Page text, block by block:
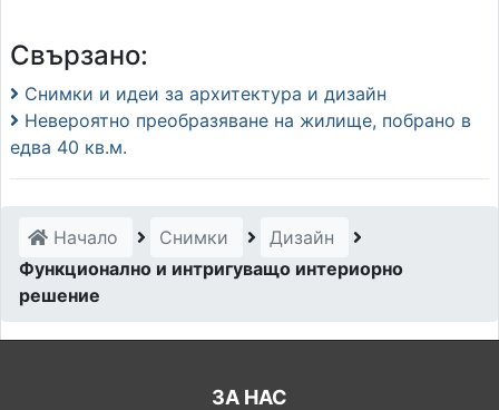
Свързано:
Снимки и идеи за архитектура и дизайн
Невероятно преобразяване на жилище, побрано в
едва 40 кв.м.
Начало Снимки
Дизайн
Функционално и интригуващо интериорно
решение
ЗА НАС